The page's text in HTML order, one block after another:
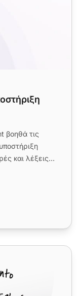
βοηθά τις
και λέξεις-